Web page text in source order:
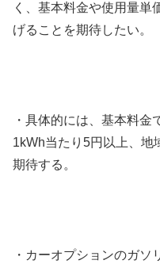
く、基本料金や使用量単
げることを期待したい。
・具体的には、基本料
1kWh当たり5円以上、地
期待する。
・カーオプションのガソ